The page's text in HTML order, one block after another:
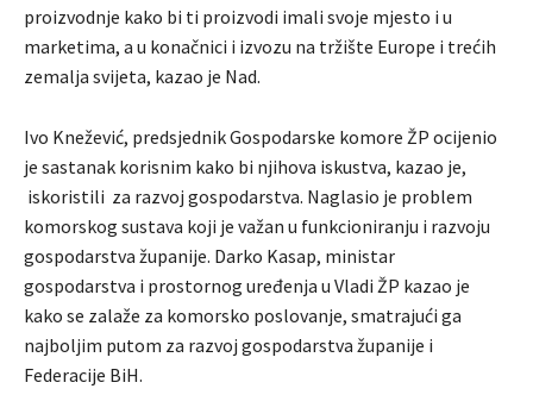
proizvodnje kako bi ti proizvodi imali svoje mjesto i u
marketima, a u konačnici i izvozu na tržište Europe i trećih
zemalja svijeta, kazao je Nad.
Ivo Knežević, predsjednik Gospodarske komore ŽP ocijenio
je sastanak korisnim kako bi njihova iskustva, kazao je,
iskoristili za razvoj gospodarstva. Naglasio je problem
komorskog sustava koji je važan u funkcioniranju i razvoju
gospodarstva županije. Darko Kasap, ministar
gospodarstva i prostornog uređenja u Vladi ŽP kazao je
kako se zalaže za komorsko poslovanje, smatrajući ga
najboljim putom za razvoj gospodarstva županije i
Federacije BiH.